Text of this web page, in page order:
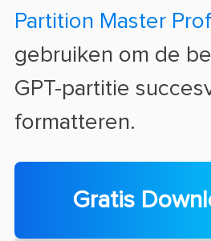
Partition Master
gebruiken om de
GPT-partitie
formatteren.
Gratis